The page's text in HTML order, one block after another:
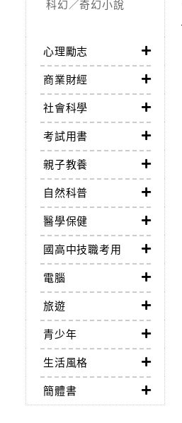
科幻／奇幻小說
心理勵志
商業財經
社會科學
考試用書
親子教養
自然科普
醫學保健
國高中技職考用
電腦
旅遊
青少年
生活風格
簡體書